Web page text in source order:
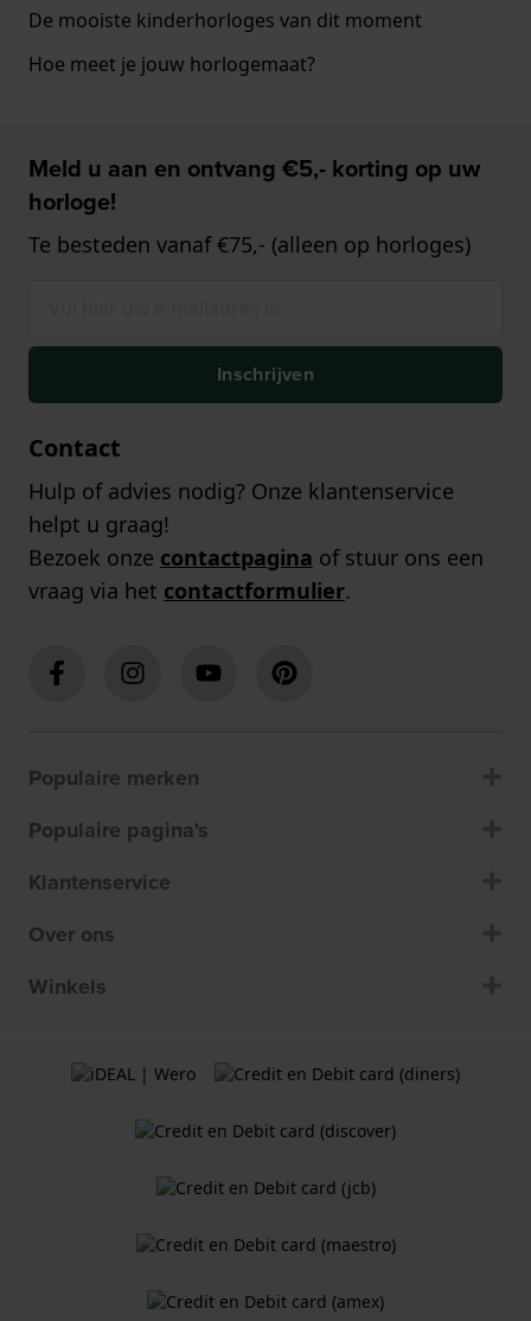
De mooiste kinderhorloges van dit moment
Hoe meet je jouw horlogemaat?
Meld u aan en ontvang €5,- korting op uw
horloge!
Te besteden vanaf €75,- (alleen op horloges)
Inschrijven
Contact
Hulp of advies nodig? Onze klantenservice
helpt u graag!
Bezoek onze contactpagina of stuur ons een
vraag via het contactformulier.
Populaire merken
Populaire pagina's
Klantenservice
Over ons
Winkels